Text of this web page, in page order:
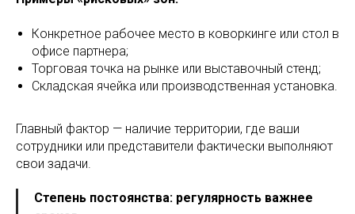
Конкретное рабочее место в коворкинге или стол в
офисе партнера;
Торговая точка на рынке или выставочный стенд;
Складская ячейка или производственная установка.
Главный фактор — наличие территории, где ваши
сотрудники или представители фактически выполняют
свои задачи.
Степень постоянства: регулярность важнее